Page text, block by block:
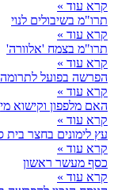
קרא עוד »
תרו"מ בשיבולים לנוי
קרא עוד »
תרו"מ בצמח 'אלוורה'
קרא עוד »
הפרשה בפועל לתרומה
קרא עוד »
האם מלפפון וקישוא
קרא עוד »
עץ לימונים בחצר בית
קרא עוד »
כסף מעשר ראשון
קרא עוד »